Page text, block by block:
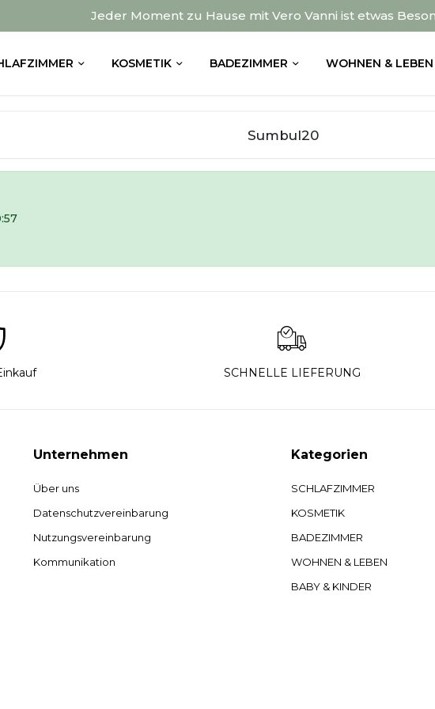
Jeder Moment zu Hause mit Vero Vanni ist etwas
KOSMETIK BADEZIMMER WOHNEN & LEBEN
Sumbul20
SCHNELLE LIEFERUNG
Unternehmen
Über uns
Datenschutzvereinbarung
Nutzungsvereinbarung
Kommunikation
Kategorien
SCHLAFZIMMER
KOSMETIK
BADEZIMMER
WOHNEN & LEBEN
BABY & KINDER